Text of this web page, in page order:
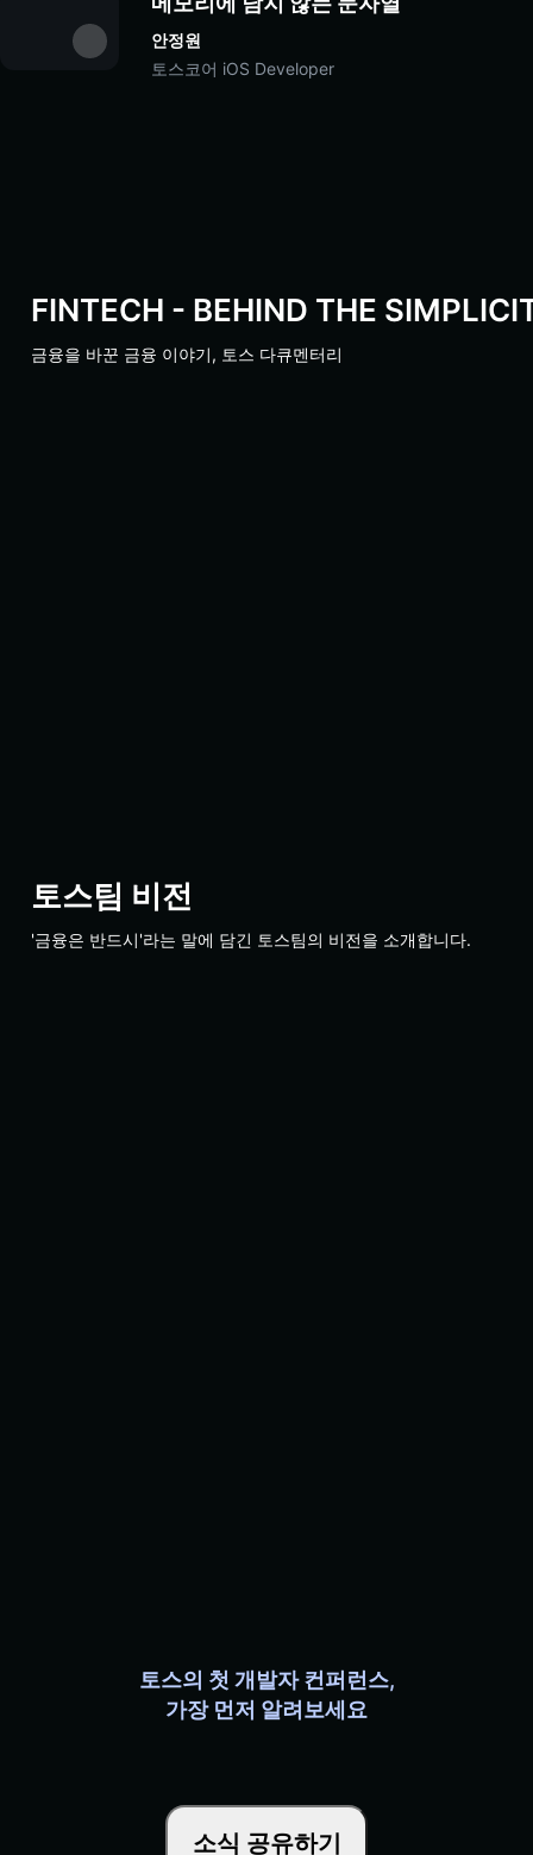
안정원
토스코어 iOS Developer
FINTECH - BEHIND THE
금융을 바꾼 금융 이야기, 토스 다큐멘터리
토스팀 비전
'금융은 반드시'라는 말에 담긴 토스팀의 비전을 소개합니다.
토스의 첫 개발자 컨퍼런스,
가장 먼저 알려보세요
소식 공유하기